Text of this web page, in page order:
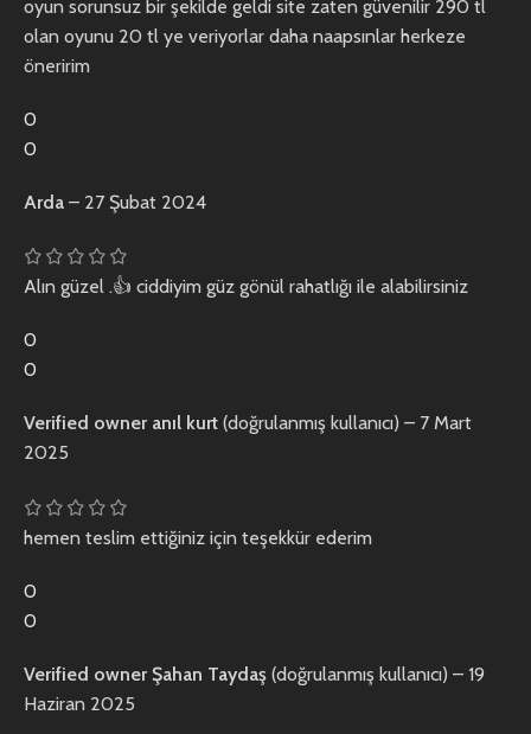
oyun sorunsuz bir şekilde geldi site zaten güvenilir 290 tl
olan oyunu 20 tl ye veriyorlar daha naapsınlar herkeze
öneririm
0
0
Arda – 27 Şubat 2024
Alın güzel .👍 ciddiyim güz gönül rahatlığı ile alabilirsiniz
0
0
Verified owner anıl kurt (doğrulanmış kullanıcı) – 7 Mart
2025
hemen teslim ettiğiniz için teşekkür ederim
0
0
Verified ownerŞahan Taydaş (doğrulanmış kullanıcı) – 19
Haziran 2025